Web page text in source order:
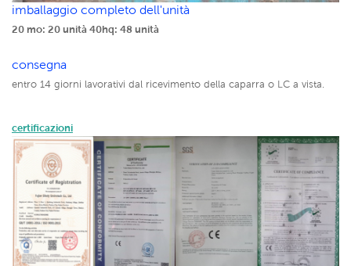
imballaggio completo dell'unità
20 mo: 20 unità 40hq: 48 unità
consegna
entro 14 giorni lavorativi dal ricevimento della caparra o LC a vista.
certificazioni